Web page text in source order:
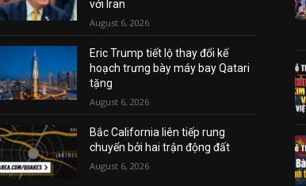
với Iran
August 6, 2026
Eric Trump tiết lộ thay đổi kế
hoạch trưng bày máy bay Qatari
tặng
August 6, 2026
Bắc California liên tiếp rung
chuyển bởi hai trận động đất
August 6, 2026